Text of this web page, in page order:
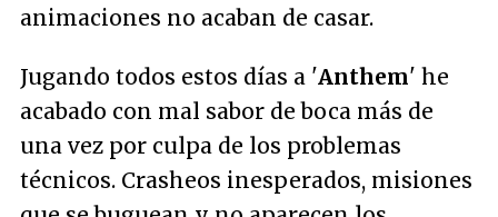
animaciones no acaban de casar.
Jugando todos estos días a 'Anthem' he
acabado con mal sabor de boca más de
una vez por culpa de los problemas
técnicos. Crasheos inesperados, misiones